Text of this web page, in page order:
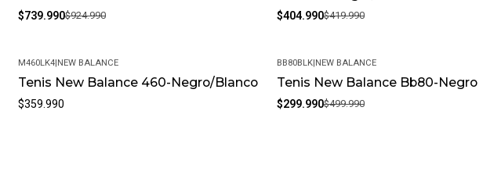
$739.990$924.990 $404.990$419.990
M460LK4|NEW BALANCE
Tenis New Balance 460-Negro/Blanco
$359.990
-40%
BB80BLK|NEW BALANCE
Tenis New Balance Bb80-Negro
$299.990$499.990